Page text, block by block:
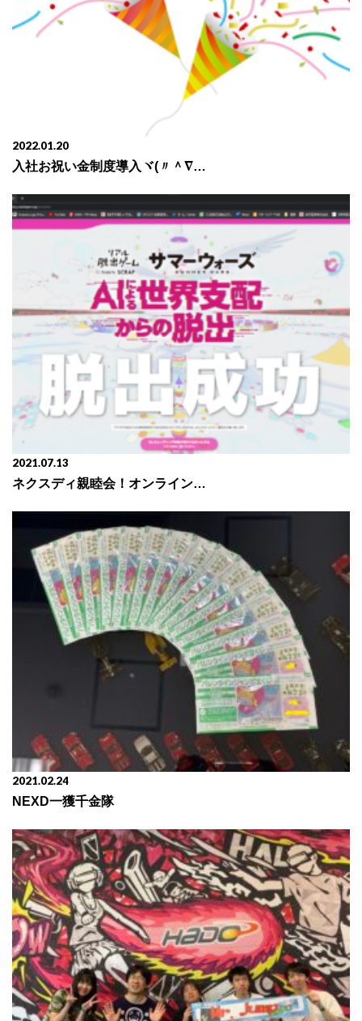
2022.01.20
入社お祝い金制度導入ヾ(〃＾∇＾)ノわぁい♪
2021.07.13
ネクスディ親睦会！オンライン脱出ゲーーーム☆☆☆
2021.02.24
NEXD一獲千金隊